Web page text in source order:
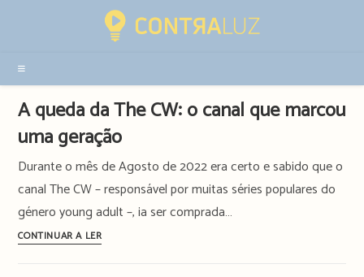
sidebar
A queda da The CW: o canal que marcou
uma geração
Durante o mês de Agosto de 2022 era certo e sabido que o
canal The CW – responsável por muitas séries populares do
género young adult –, ia ser comprada…
CONTINUAR A LERA